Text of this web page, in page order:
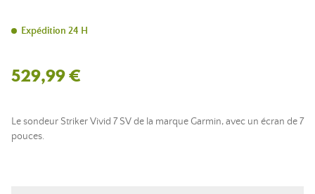
Expédition 24 H
529,99 €
Le sondeur Striker Vivid 7 SV de la marque Garmin, avec un écran de 7
pouces.